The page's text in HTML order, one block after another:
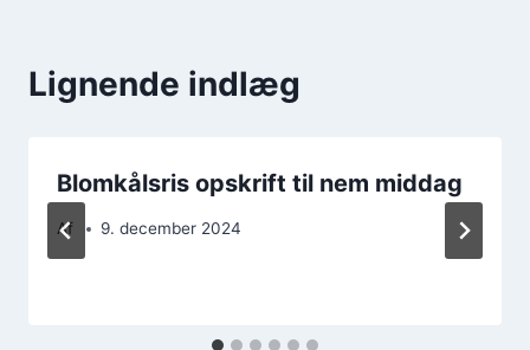
Lignende indlæg
Blomkålsris opskrift til nem middag
Af 9. december 2024